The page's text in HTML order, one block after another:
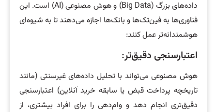
داده‌های بزرگ (Big Data) و هوش مصنوعی (AI) است. این
فناوری‌ها به فین‌تک‌ها و بانک‌ها اجازه می‌دهند تا به شیوه‌ای
هوشمندانه‌تر عمل کنند:
اعتبارسنجی دقیق‌تر:
هوش مصنوعی می‌تواند با تحلیل داده‌های غیرسنتی (مانند
تاریخچه پرداخت قبض یا سابقه خرید آنلاین) اعتبارسنجی
دقیق‌تری انجام دهد و وام‌دهی را برای افراد بیشتری، از